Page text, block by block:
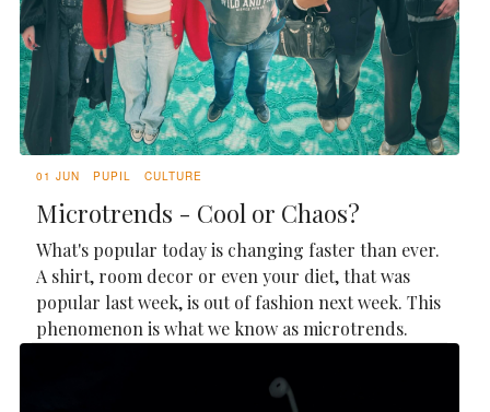
01 JUN PUPIL CULTURE
Microtrends - Cool or Chaos?
What's popular today is changing faster than ever.
A shirt, room decor or even your diet, that was
popular last week, is out of fashion next week. This
phenomenon is what we know as microtrends.